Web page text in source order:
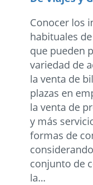
Conocer los
habituales
que pueden
variedad de
la venta de
plazas en
la venta de
y más
formas de
conjunto de
la...